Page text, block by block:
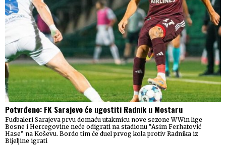
Potvrđeno: FK Sarajevo će ugostiti Radnik u Mostaru
Fudbaleri Sarajeva prvu domaću utakmicu nove sezone WWin lige
Bosne i Hercegovine neće odigrati na stadionu “Asim Ferhatović
Hase” na Koševu. Bordo tim će duel prvog kola protiv Radnika iz
Bijeljine igrati